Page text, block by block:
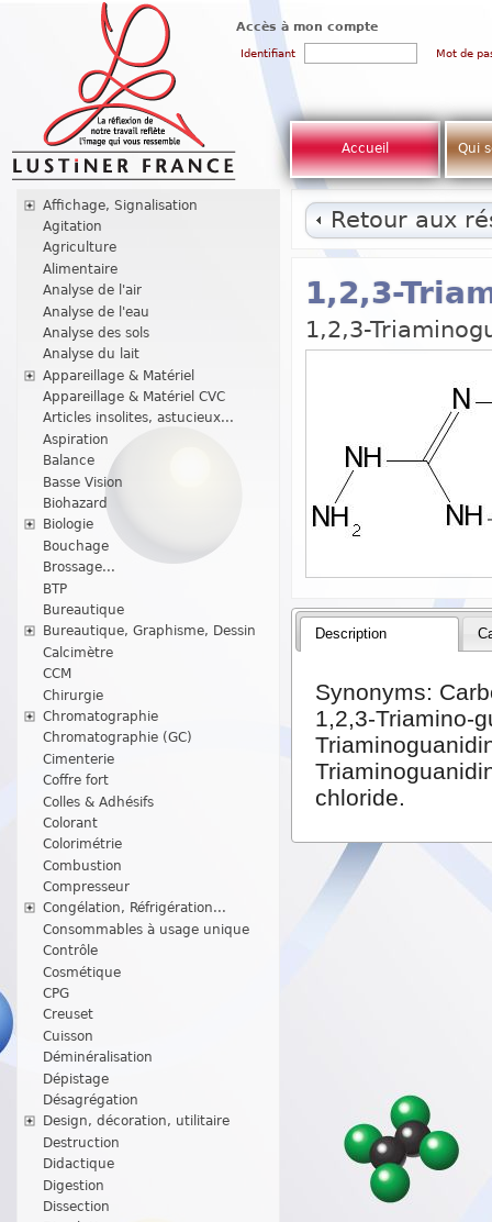
Accès à mon compte
Identifiant Mot de
Accueil Qui
Affichage, Signalisation
Agitation
Agriculture
Alimentaire
Analyse de l'air
Analyse de l'eau
Analyse des sols
Analyse du lait
Appareillage & Matériel
Appareillage & Matériel CVC
Articles insolites, astucieux...
Aspiration
Balance
Basse Vision
Biohazard
Biologie
Bouchage
Brossage...
BTP
Bureautique
Bureautique, Graphisme, Dessin
Calcimètre
CCM
Chirurgie
Chromatographie
Chromatographie (GC)
Cimenterie
Coffre fort
Colles & Adhésifs
Colorant
Colorimétrie
Combustion
Compresseur
Congélation, Réfrigération...
Consommables à usage unique
Contrôle
Cosmétique
CPG
Creuset
Cuisson
Déminéralisation
Dépistage
Désagrégation
Design, décoration, utilitaire
Destruction
Didactique
Digestion
Dissection
Retour aux
1,2,3-
1,2,3-
Description
Synonyms:
1,2,3-Triamino-
chloride.